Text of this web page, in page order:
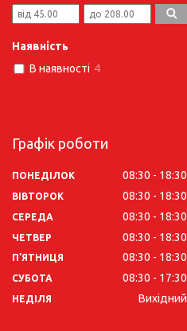
Наявність
В наявності 4
Графік роботи
ПОНЕДІЛОК 08:30 18:30
ВІВТОРОК 08:30 18:30
СЕРЕДА 08:30 18:30
ЧЕТВЕР 08:30 18:30
ПʼЯТНИЦЯ 08:30 18:30
СУБОТА 08:30 17:30
НЕДІЛЯ Вихідний